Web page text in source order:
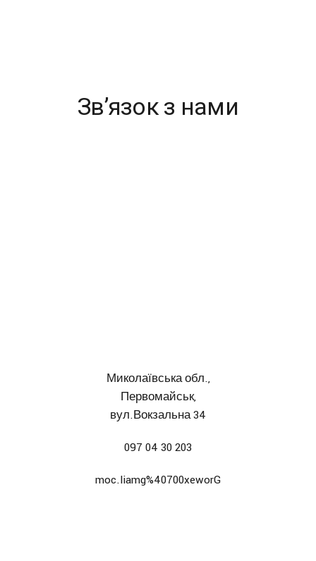
Звʼязок з нами
Миколаївська обл.,
Первомайськ,
вул.Вокзальна 34
097 04 30 203
moc.liamg%40700xeworG